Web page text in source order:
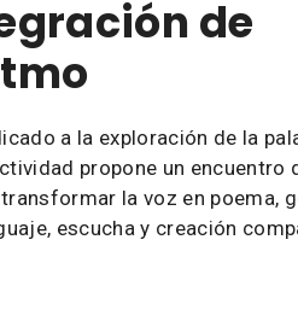
de
a la exploración de la
propone un encuentro
la voz en poema,
escucha y creación